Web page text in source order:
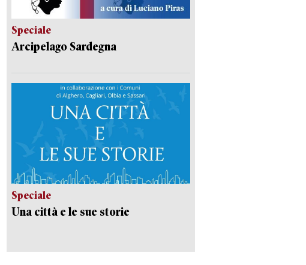
Speciale
Arcipelago Sardegna
Speciale
Una città e le sue storie